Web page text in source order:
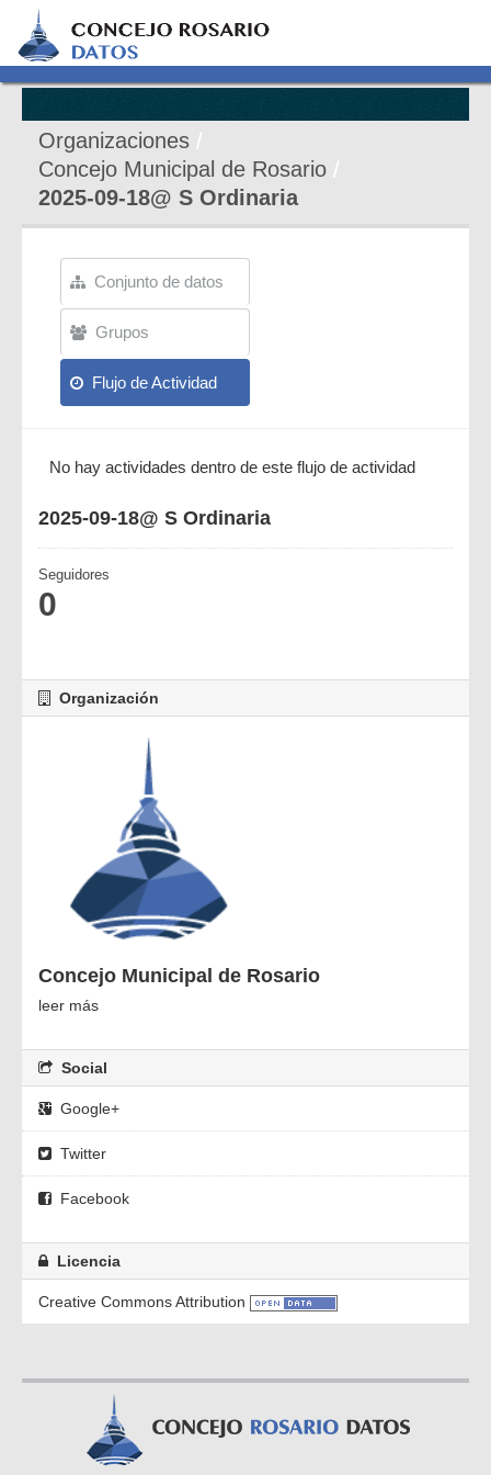
Organizaciones
Concejo Municipal de Rosario
2025-09-18@ S Ordinaria
Conjunto de datos
Grupos
Flujo de Actividad
No hay actividades dentro de este flujo de actividad
2025-09-18@ S Ordinaria
Seguidores
0
Organización
Concejo Municipal de Rosario
leer más
Social
Google+
Twitter
Facebook
Licencia
Creative Commons Attribution